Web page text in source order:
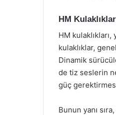
HM
HM
kulaklıklar,
Dinamik
de tiz seslerin
güç
Bunun yanı